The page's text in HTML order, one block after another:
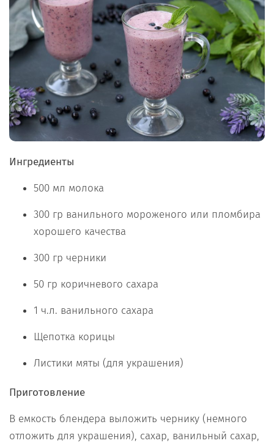
Ингредиенты
500 мл молока
300 гр ванильного мороженого или пломбира
хорошего качества
300 гр черники
50 гр коричневого сахара
1 ч.л. ванильного сахара
Щепотка корицы
Листики мяты (для украшения)
Приготовление
В емкость блендера выложить чернику (немного
отложить для украшения), сахар, ванильный сахар,